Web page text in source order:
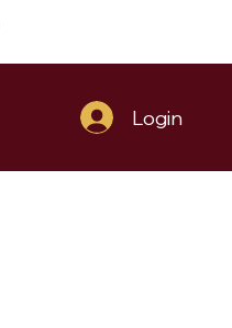
Login